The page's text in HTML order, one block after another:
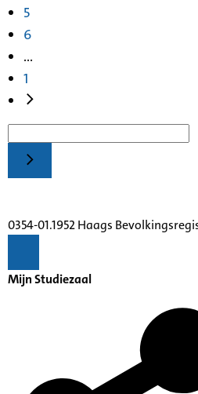
5
6
...
1
0354-01.1952 Haags
Mijn Studiezaal